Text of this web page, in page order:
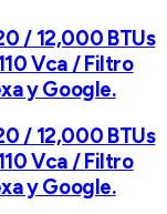
/ 12,000 BTUs
Vca / Filtro
y Google.
/ 12,000 BTUs
Vca / Filtro
y Google.